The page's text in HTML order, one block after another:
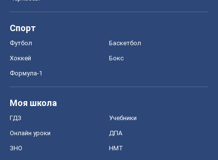
Спорт
Футбол Баскетбол
Хоккей Бокс
Формула-1
Моя школа
ГДЗ Учебники
Онлайн уроки ДПА
ЗНО НМТ